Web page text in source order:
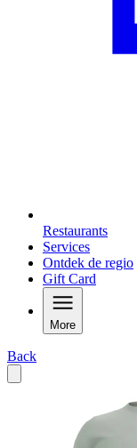
Restaurants
Services
Ontdek de regio
Gift Card
More
Back